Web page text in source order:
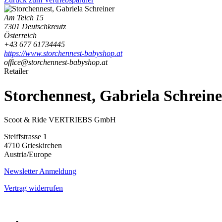
Am Teich 15
7301 Deutschkreutz
Österreich
+43 677 61734445
https://www.storchennest-babyshop.at
office@storchennest-babyshop.at
Retailer
Storchennest, Gabriela
Scoot & Ride VERTRIEBS GmbH
Steiffstrasse 1
4710 Grieskirchen
Austria/Europe
Newsletter Anmeldung
Vertrag widerrufen